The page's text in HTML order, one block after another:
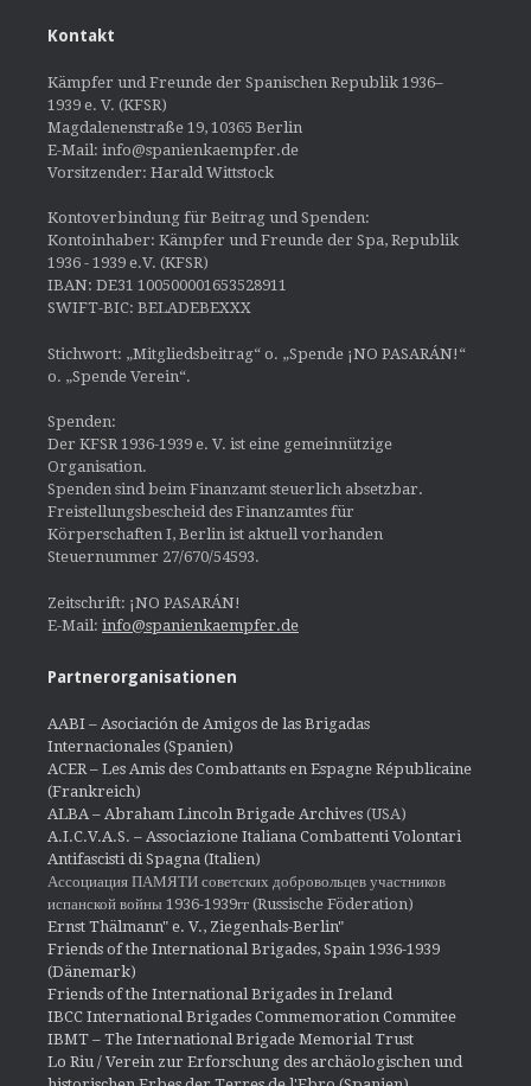
Kontakt
Kämpfer und Freunde der Spanischen Republik 1936–
1939 e. V. (KFSR)
Magdalenenstraße 19, 10365 Berlin
E-Mail: info@spanienkaempfer.de
Vorsitzender: Harald Wittstock
Kontoverbindung für Beitrag und Spenden:
Kontoinhaber: Kämpfer und Freunde der Spa, Republik
1936 - 1939 e.V. (KFSR)
IBAN: DE31 100500001653528911
SWIFT-BIC: BELADEBEXXX
Stichwort: „Mitgliedsbeitrag“ o. „Spende ¡NO PASARÁN!“
o. „Spende Verein“.
Spenden:
Der KFSR 1936-1939 e. V. ist eine gemeinnützige
Organisation.
Spenden sind beim Finanzamt steuerlich absetzbar.
Freistellungsbescheid des Finanzamtes für
Körperschaften I, Berlin ist aktuell vorhanden
Steuernummer 27/670/54593.
Zeitschrift: ¡NO PASARÁN!
E-Mail: info@spanienkaempfer.de
Partnerorganisationen
AABI – Asociación de Amigos de las Brigadas
Internacionales (Spanien)
ACER – Les Amis des Combattants en Espagne Républicaine
(Frankreich)
ALBA – Abraham Lincoln Brigade Archives (USA)
A.I.C.V.A.S. – Associazione Italiana Combattenti Volontari
Antifascisti di Spagna (Italien)
Ассоциация ПАМЯТИ советских добровольцев участников
испанской войны 1936-1939гг (Russische Föderation)
Ernst Thälmann" e. V., Ziegenhals-Berlin"
Friends of the International Brigades, Spain 1936-1939
(Dänemark)
Friends of the International Brigades in Ireland
IBCC International Brigades Commemoration Commitee
IBMT – The International Brigade Memorial Trust
Lo Riu / Verein zur Erforschung des archäologischen und